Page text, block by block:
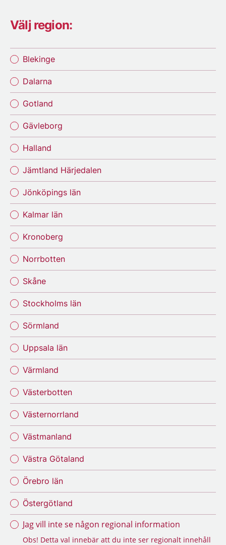
Välj region:
Blekinge
Dalarna
Gotland
Gävleborg
Halland
Jämtland Härjedalen
Jönköpings län
Kalmar län
Kronoberg
Norrbotten
Skåne
Stockholms län
Sörmland
Uppsala län
Värmland
Västerbotten
Västernorrland
Västmanland
Västra Götaland
Örebro län
Östergötland
Jag vill inte se någon regional information
Obs! Detta val innebär att du inte ser regionalt innehåll